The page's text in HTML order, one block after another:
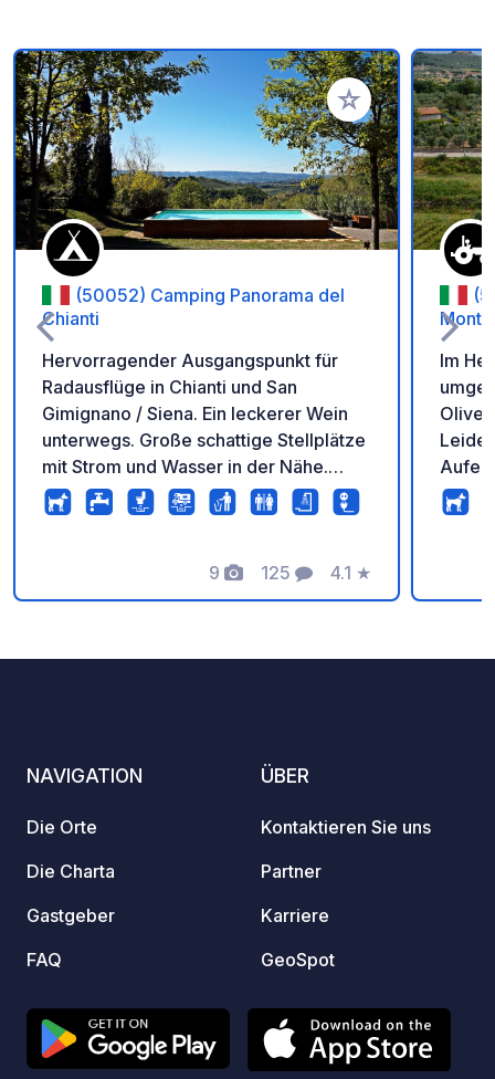
Zu Ihren Favoriten
(50052) Camping Panorama del
Chianti
Hervorragender Ausgangspunkt für
Radausflüge in Chianti und San
Gimignano / Siena. Ein leckerer Wein
unterwegs. Große schattige Stellplätze
mit Strom und Wasser in der Nähe.
Angemessene und saubere
Badezimmer. Wir empfehlen Ihnen,
Campingplatz erhältlich), um die
Region zu genießen. Pool und
9
Fotos
125
Kommentare
4.1
Bewertung
★
Im
NAVIGATION
Die Orte
Die Charta
Gastgeber
FAQ
ÜBER
Kontaktieren Sie uns
Partner
Karriere
GeoSpot